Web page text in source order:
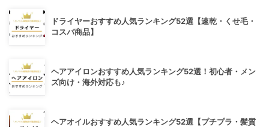
ドライヤーおすすめ人気ランキング52選【速乾・くせ毛・
コスパ商品】
ヘアアイロンおすすめ人気ランキング52選！初心者・メン
ズ向け・海外対応も♪
ヘアオイルおすすめ人気ランキング52選【プチプラ・髪質